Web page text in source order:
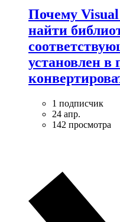
Почему
найти
установлен в
1 подписчик
24 апр.
142 просмотра